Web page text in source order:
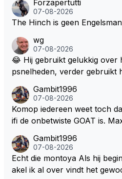
Forzapertutti
07-08-2026
The Hinch is geen
wg
07-08-2026
😂 Hij gebruikt gelukkig over
psnelheden, verder gebruikt
een bocht zegt helemaal
eeft hij sowieso gelijk 😂.
Gambit1996
07-08-2026
Komop iedereen weet toch
ifi de onbetwiste GOAT is.
milton, hahahaha. Latifi pakt
n dicht met als onbetwiste
S Lawson natuurlijk
Gambit1996
07-08-2026
Echt die montoya Als hij begint te praten op f1tv sch
akel ik al over vindt het